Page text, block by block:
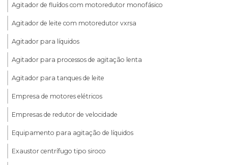
Agitador de fluídos com motoredutor monofásico
Agitador de leite com motoredutor vxrsa
Agitador para líquidos
Agitador para processos de agitação lenta
Agitador para tanques de leite
Empresa de motores elétricos
Empresas de redutor de velocidade
Equipamento para agitação de líquidos
Exaustor centrífugo tipo siroco